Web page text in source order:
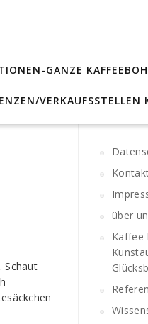
GANZE
VERKAUFSSTELLEN
Schaut
Search
über
Kaffee